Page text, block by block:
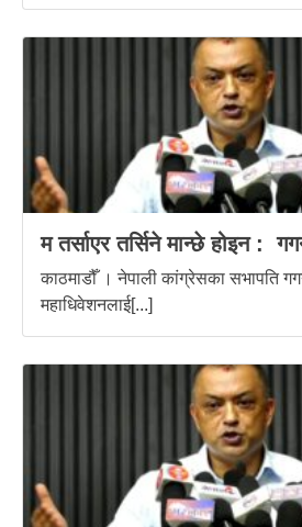
म तर्साएर तर्सिने मान्छे होइन :
काठमाडौँ । नेपाली कांग्रेसका सभापति
महाधिवेशनलाई[...]